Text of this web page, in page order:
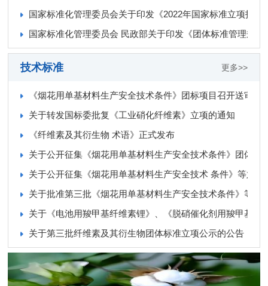
国家标准化管理委员会关于印发《2022年国家标准立项指南
国家标准化管理委员会 民政部关于印发《团体标准管理规定
更多>>
技术标准
《烟花用单基材料生产安全技术条件》团标项目召开送审稿
关于转发国标委批复《工业硝化纤维素》立项的通知
《纤维素及其衍生物 术语》正式发布
关于公开征集《烟花用单基材料生产安全技术条件》团体标
关于公开征集《烟花用单基材料生产安全技术 条件》等六
关于批准第三批《烟花用单基材料生产安全技术条件》等六
关于《电池用羧甲基纤维素锂》、《脱硝催化剂用羧甲基纤
关于第三批纤维素及其衍生物团体标准立项公示的公告